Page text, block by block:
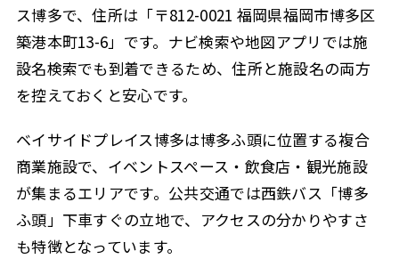
ス博多で、住所は「〒812-0021 福岡県福岡市博多区
築港本町13-6」です。ナビ検索や地図アプリでは施
設名検索でも到着できるため、住所と施設名の両方
を控えておくと安心です。
ベイサイドプレイス博多は博多ふ頭に位置する複合
商業施設で、イベントスペース・飲食店・観光施設
が集まるエリアです。公共交通では西鉄バス「博多
ふ頭」下車すぐの立地で、アクセスの分かりやすさ
も特徴となっています。